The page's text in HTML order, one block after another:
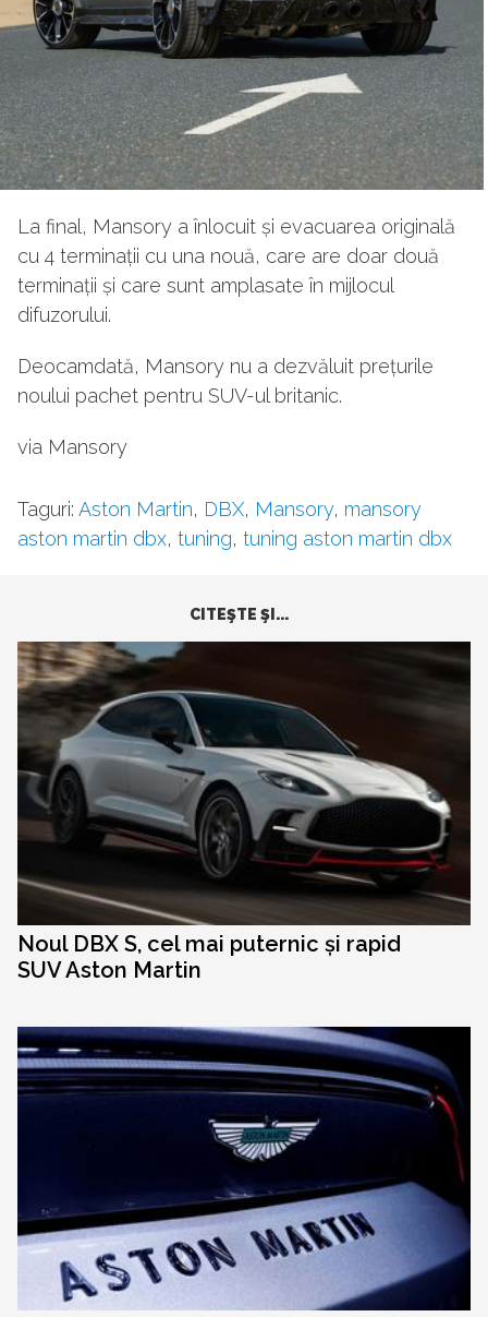
La final, Mansory a înlocuit și evacuarea originală
cu 4 terminații cu una nouă, care are doar două
terminații și care sunt amplasate în mijlocul
difuzorului.
Deocamdată, Mansory nu a dezvăluit prețurile
noului pachet pentru SUV-ul britanic.
via Mansory
Taguri: Aston Martin, DBX, Mansory, mansory
aston martin dbx, tuning, tuning aston martin dbx
CITEŞTE ŞI...
Noul DBX S, cel mai puternic și rapid
SUV Aston Martin